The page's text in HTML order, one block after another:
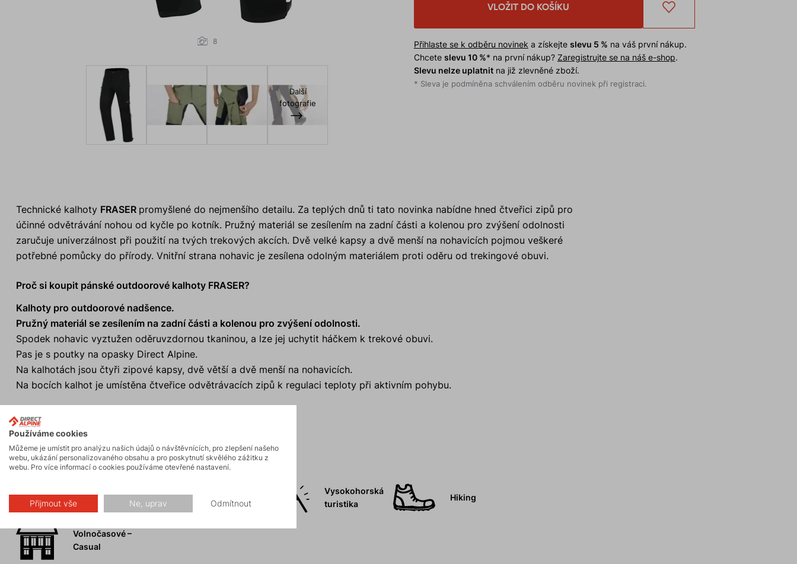
8
Další
fotografie
VLOŽIT DO KOŠÍKU
Přihlaste se k odběru novinek a získejte slevu 5 % na váš první nákup.
Chcete slevu 10 %* na první nákup? Zaregistrujte se na náš e-shop.
Slevu nelze uplatnitna již zlevněné zboží.
* Sleva je podmíněna schválením odběru novinek při registraci.
Technické kalhoty FRASER promyšlené do nejmenšího detailu. Za teplých dnů ti tato novinka nabídne hned čtveřici zipů pro
účinné odvětrávání nohou od kyčle po kotník. Pružný materiál se zesílením na zadní části a kolenou pro zvýšení odolnosti
zaručuje univerzálnost při použití na tvých trekových akcích. Dvě velké kapsy a dvě menší na nohavicích pojmou veškeré
potřebné pomůcky do přírody. Vnitřní strana nohavic je zesílena odolným materiálem proti oděru od trekingové obuvi.
Proč si koupit pánské outdoorové kalhoty FRASER?
Kalhoty pro outdoorové nadšence.
Pružný materiál se zesílením na zadní části a kolenou pro zvýšení odolnosti.
Spodek nohavic vyztužen oděruvzdornou tkaninou, a lze jej uchytit háčkem k trekové obuvi.
Pas je s poutky na opasky Direct Alpine.
Na kalhotách jsou čtyři zipové kapsy, dvě větší a dvě menší na nohavicích.
Na bocích kalhot je umístěna čtveřice odvětrávacích zipů k regulaci teploty při aktivním pohybu.
Aktivity
Turistika
ferraty
Vysokohorská
turistika
Hiking
Volnočasové –
Casual
Používáme cookies
Můžeme je umístit pro analýzu našich údajů o návštěvnících, pro zlepšení našeho
webu, ukázání personalizovaného obsahu a pro poskytnutí skvělého zážitku z
webu. Pro více informací o cookies používáme otevřené nastavení.
Přijmout vše Ne, uprav Odmítnout